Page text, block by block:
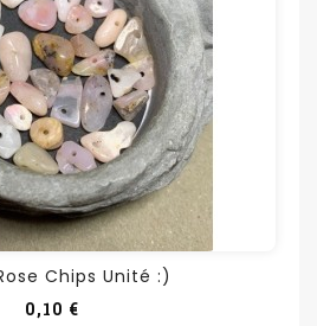
Chips Unité :)
0,10 €